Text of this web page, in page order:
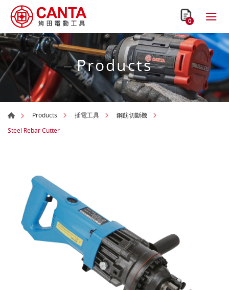
0
Products
Products 插電工具
鋼筋切斷機
Steel Rebar Cutter